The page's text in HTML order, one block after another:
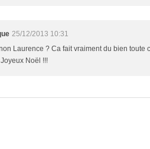
25/12/2013 10:31
Laurence ? Ca fait vraiment du bien toute
Noël !!!